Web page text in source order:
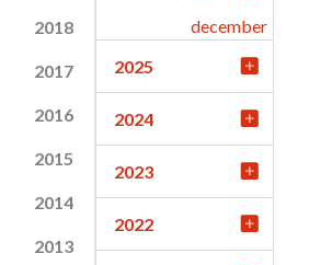
2018
2017
2016
2015
2014
2013
december
2025
2024
2023
2022